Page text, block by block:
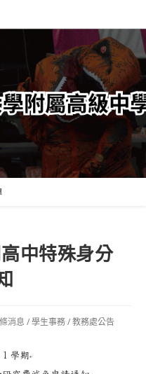
中特殊身分
消息 /學生事務/教務處公告